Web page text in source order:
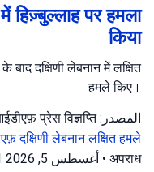
हिज़्बुल्लाह पर हमला
किया
बाद दक्षिणी लेबनान में लक्षित
हमले किए।
المصدر: आईडीएफ़ प्रेस विज्ञप्ति
दक्षिणी लेबनानलक्षित हमले
अपराध
• أغسطس 5, 2026 at 2:41 م